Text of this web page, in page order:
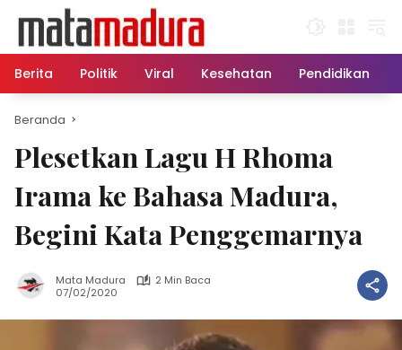
konten
Berita
Politik Viral Kesehatan Pendidikan
Beranda
Plesetkan Lagu H Rhoma
Irama ke Bahasa Madura,
Begini Kata Penggemarnya
Mata Madura
2 Min Baca
07/02/2020